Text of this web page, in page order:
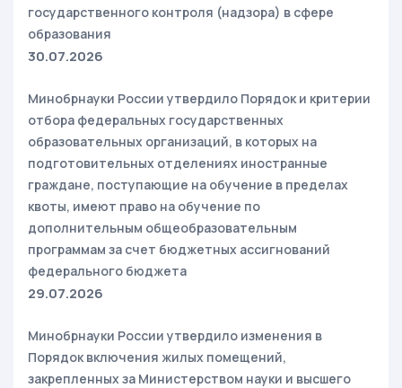
государственного контроля (надзора) в сфере
образования
30.07.2026
Минобрнауки России утвердило Порядок и критерии
отбора федеральных государственных
образовательных организаций, в которых на
подготовительных отделениях иностранные
граждане, поступающие на обучение в пределах
квоты, имеют право на обучение по
дополнительным общеобразовательным
программам за счет бюджетных ассигнований
федерального бюджета
29.07.2026
Минобрнауки России утвердило изменения в
Порядок включения жилых помещений,
закрепленных за Министерством науки и высшего